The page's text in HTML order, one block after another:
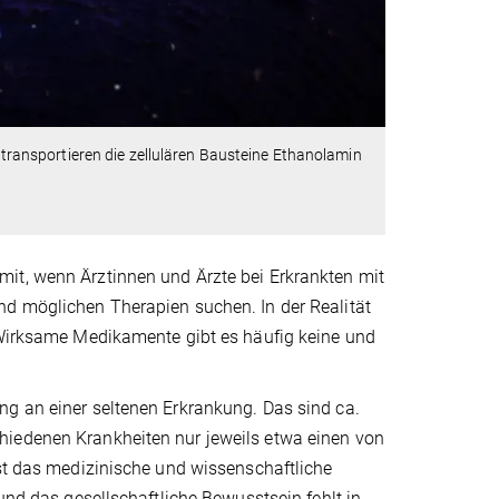
die zellulären Bausteine Ethanolamin
wenn Ärztinnen und Ärzte bei Erkrankten mit
möglichen Therapien suchen. In der Realität
Medikamente gibt es häufig keine und
an einer seltenen Erkrankung. Das sind ca.
Krankheiten nur jeweils etwa einen von
das medizinische und wissenschaftliche